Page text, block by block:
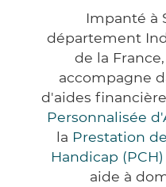
Impanté à
département
de la
accompagne
d'aides
Personnalisée
la Prestation
Handicap (PCH)
aide à